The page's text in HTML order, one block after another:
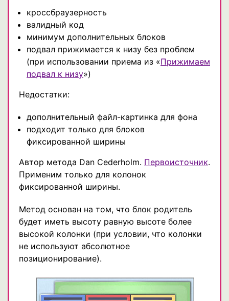
кроссбраузерность
валидный код
минимум дополнительных блоков
подвал прижимается к низу без проблем
(при использовании приема из «Прижимаем
подвал к низу»)
Недостатки:
дополнительный файл-картинка для фона
подходит только для блоков
фиксированной ширины
Автор метода Dan Cederholm. Первоисточник.
Применим только для колонок
фиксированной ширины.
Метод основан на том, что блок родитель
будет иметь высоту равную высоте более
высокой колонки (при условии, что колонки
не используют абсолютное
позиционирование).